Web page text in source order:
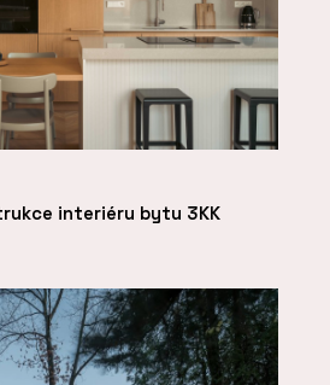
interiéru bytu 3KK